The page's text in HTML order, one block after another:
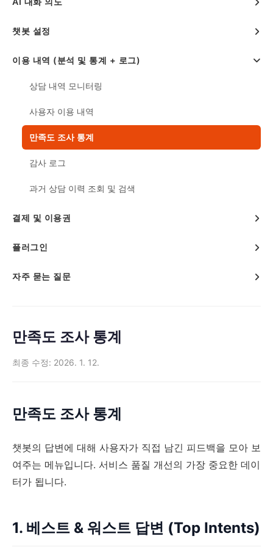
챗봇 설정
이용 내역 (분석 및 통계 + 로그)
상담 내역 모니터링
사용자 이용 내역
만족도 조사 통계
감사 로그
과거 상담 이력 조회 및 검색
결제 및 이용권
플러그인
자주 묻는 질문
만족도 조사 통계
최종 수정: 2026. 1. 12.
만족도 조사 통계
챗봇의 답변에 대해 사용자가 직접 남긴 피드백을 모아 보
여주는 메뉴입니다. 서비스 품질 개선의 가장 중요한 데이
터가 됩니다.
1. 베스트 & 워스트 답변 (Top Intents)